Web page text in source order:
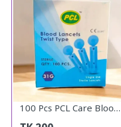
100 Pcs PCL Care Blood Lancet Needle